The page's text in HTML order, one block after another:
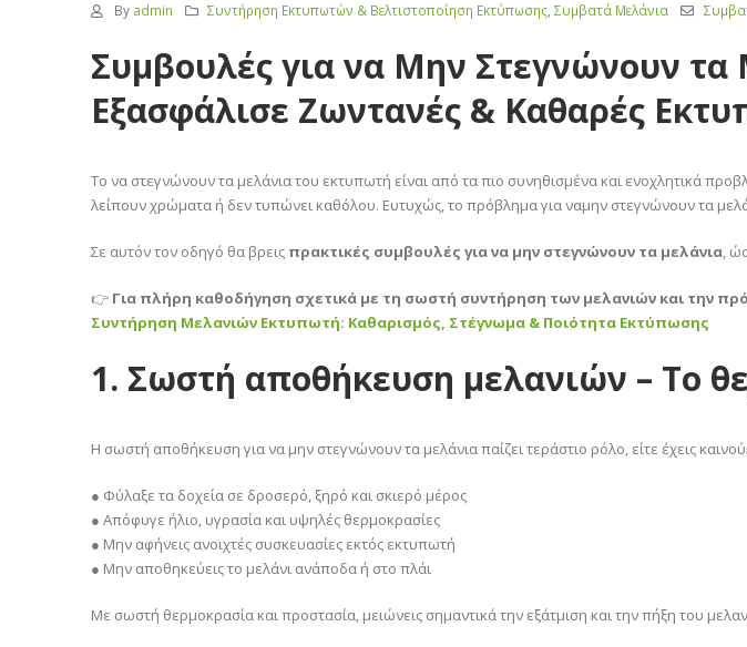
By admin Συντήρηση Εκτυπωτών & Βελτιστοποίηση Εκτύπωσης ,Συμβατά Μελάνια
Συμβουλές για να Μην Στεγνώνουν
Εξασφάλισε Ζωντανές & Καθαρές
Το να στεγνώνουν τα μελάνια του εκτυπωτή είναι από τα πιο συνηθισμένα και ενοχλητικά
λείπουν χρώματα ή δεν τυπώνει καθόλου. Ευτυχώς, το πρόβλημα για ναμην στεγνώνουν τα
Σε αυτόν τον οδηγό θα βρεις πρακτικές συμβουλές για να μην στεγνώνουν τα μελάνια,
👉 Για πλήρη καθοδήγηση σχετικά με τη σωστή συντήρηση των μελανιών και την
Συντήρηση Μελανιών Εκτυπωτή: Καθαρισμός, Στέγνωμα & Ποιότητα Εκτύπωσης
1. Σωστή αποθήκευση μελανιών – Το
Η σωστή αποθήκευση για να μην στεγνώνουν τα μελάνια παίζει τεράστιο ρόλο, είτε έχεις
● Φύλαξε τα δοχεία σε δροσερό, ξηρό και σκιερό μέρος
● Απόφυγε ήλιο, υγρασία και υψηλές θερμοκρασίες
● Μην αφήνεις ανοιχτές συσκευασίες εκτός εκτυπωτή
● Μην αποθηκεύεις το μελάνι ανάποδα ή στο πλάι
Με σωστή θερμοκρασία και προστασία, μειώνεις σημαντικά την εξάτμιση και την πήξη του